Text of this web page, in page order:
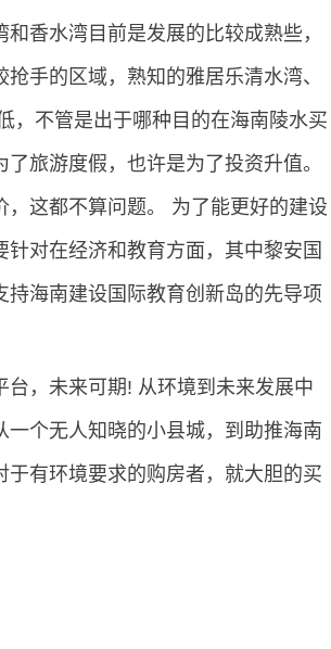
香水湾目前是发展的比较成熟些，
手的区域，熟知的雅居乐清水湾、
，不管是出于哪种目的在海南陵水买
旅游度假，也许是为了投资升值。
这都不算问题。 为了能更好的建设
对在经济和教育方面，其中黎安国
海南建设国际教育创新岛的先导项
，未来可期! 从环境到未来发展中
个无人知晓的小县城，到助推海南
有环境要求的购房者，就大胆的买